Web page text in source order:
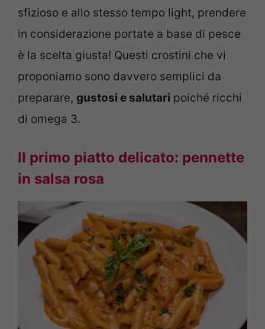
sfizioso e allo stesso tempo light, prendere
in considerazione portate a base di pesce
è la scelta giusta! Questi crostini che vi
proponiamo sono davvero semplici da
preparare, gustosi e salutari poiché ricchi
di omega 3.
Il primo piatto delicato: pennette
in salsa rosa